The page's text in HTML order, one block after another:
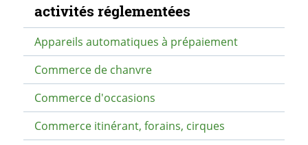
activités réglementées
Appareils automatiques à prépaiement
Commerce de chanvre
Commerce d'occasions
Commerce itinérant, forains, cirques